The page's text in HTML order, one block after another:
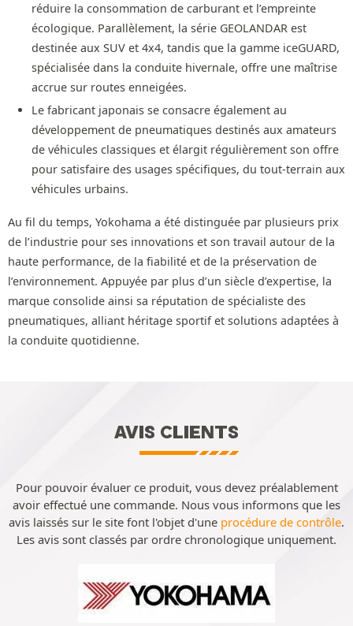
réduire la consommation de carburant et l’empreinte
écologique. Parallèlement, la série GEOLANDAR est
destinée aux SUV et 4x4, tandis que la gamme iceGUARD,
spécialisée dans la conduite hivernale, offre une maîtrise
accrue sur routes enneigées.
Le fabricant japonais se consacre également au
développement de pneumatiques destinés aux amateurs
de véhicules classiques et élargit régulièrement son offre
pour satisfaire des usages spécifiques, du tout-terrain aux
véhicules urbains.
Au fil du temps, Yokohama a été distinguée par plusieurs prix
de l’industrie pour ses innovations et son travail autour de la
haute performance, de la fiabilité et de la préservation de
l’environnement. Appuyée par plus d’un siècle d’expertise, la
marque consolide ainsi sa réputation de spécialiste des
pneumatiques, alliant héritage sportif et solutions adaptées à
la conduite quotidienne.
AVIS CLIENTS
Pour pouvoir évaluer ce produit, vous devez préalablement
avoir effectué une commande. Nous vous informons que les
avis laissés sur le site font l'objet d'une procédure de contrôle.
Les avis sont classés par ordre chronologique uniquement.